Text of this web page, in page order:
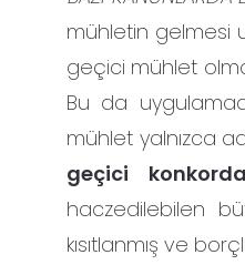
mühletin gelmesi
geçici mühlet
Bu da
mühlet yalnızca
geçici
haczedilebilen
kısıtlanmış ve